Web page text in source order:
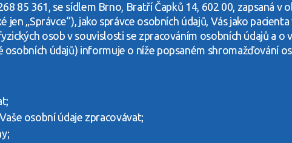
85 361, se sídlem Brno, Bratří Čapků 14, 602 00, zapsaná
jen „Správce“), jako správce osobních údajů, Vás jako
osob v souvislosti se zpracováním osobních údajů a
údajů) informuje o níže popsaném shromažďování
osobní údaje zpracovávat;